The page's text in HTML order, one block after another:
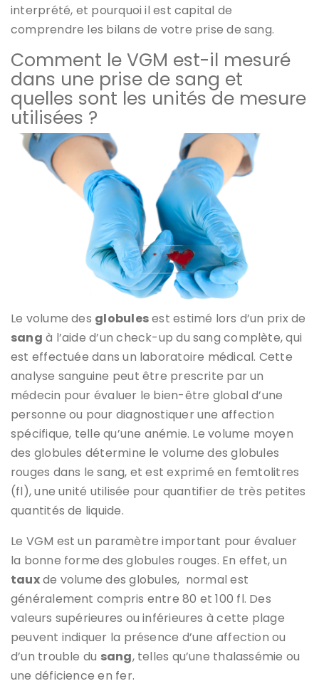
interprété, et pourquoi il est capital de
comprendre les bilans de votre prise de sang.
Comment le VGM est-il mesuré
dans une prise de sang et
quelles sont les unités de mesure
utilisées ?
Le volume des globulesest estimé lors d’un prix de
sang à l’aide d’un check-up du sang complète, qui
est effectuée dans un laboratoire médical. Cette
analyse sanguine peut être prescrite par un
médecin pour évaluer le bien-être global d’une
personne ou pour diagnostiquer une affection
spécifique, telle qu’une anémie. Le volume moyen
des globules détermine le volume des globules
rouges dans le sang, et est exprimé en femtolitres
(fl), une unité utilisée pour quantifier de très petites
quantités de liquide.
Le VGM est un paramètre important pour évaluer
la bonne forme des globules rouges. En effet, un
tauxde volume des globules, normal est
généralement compris entre 80 et 100 fl. Des
valeurs supérieures ou inférieures à cette plage
peuvent indiquer la présence d’une affection ou
d’un trouble du sang, telles qu’une thalassémie ou
une déficience en fer.